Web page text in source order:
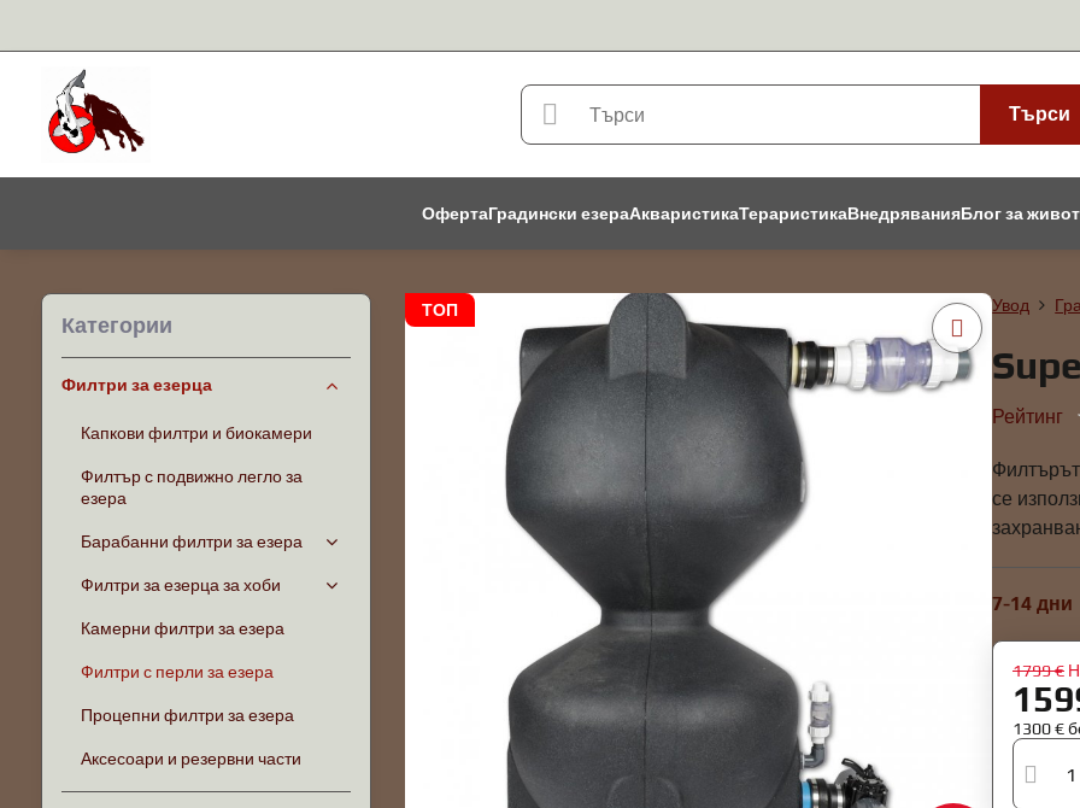
Търси
ОфертаГрадински езераАкваристикаТераристикаВнедряванияБлог за
ТОП Увод
Рейтинг
се
7-14 дни
1799 €
1300 €
Категории
Филтри за езерца
Капкови филтри и биокамери
Филтър с подвижно легло за
езера
Барабанни филтри за езера
Филтри за езерца за хоби
Камерни филтри за езера
Филтри с перли за езера
Процепни филтри за езера
Аксесоари и резервни части